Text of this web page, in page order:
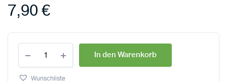
7,90€
In den Warenkorb
Wunschliste